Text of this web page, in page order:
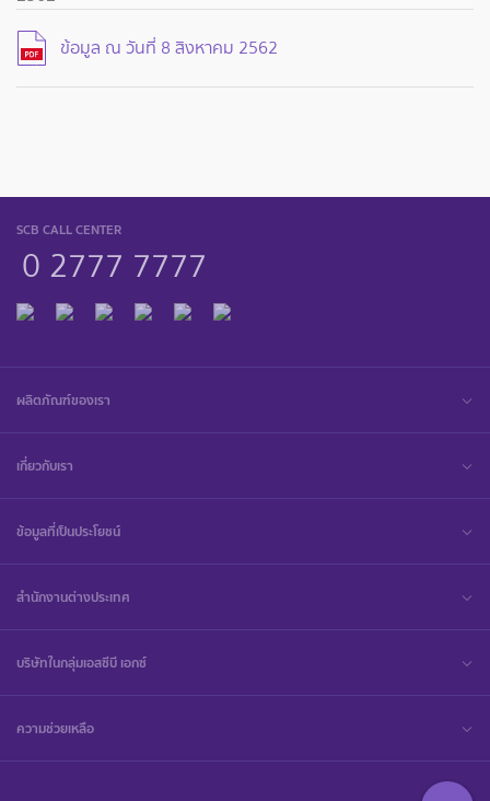
ข้อมูล ณ วันที่ 8 สิงหาคม 2562
SCB CALL CENTER
0 2777 7777
ผลิตภัณฑ์ของเรา
เกี่ยวกับเรา
ข้อมูลที่เป็นประโยชน์
สำนักงานต่างประเทศ
บริษัทในกลุ่มเอสซีบี เอกซ์
ความช่วยเหลือ